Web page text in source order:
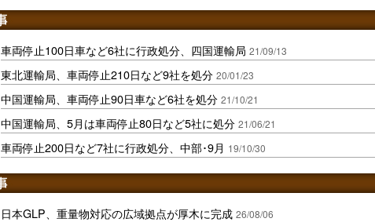
車両停止100日車など6社に行政処分、四国運輸局 21/09/13
東北運輸局、車両停止210日など9社を処分 20/01/23
中国運輸局、車両停止90日車など6社を処分 21/10/21
中国運輸局、5月は車両停止80日など5社に処分 21/06/21
車両停止200日など7社に行政処分、中部･9月 19/10/30
日本GLP、重量物対応の広域拠点が厚木に完成 26/08/06